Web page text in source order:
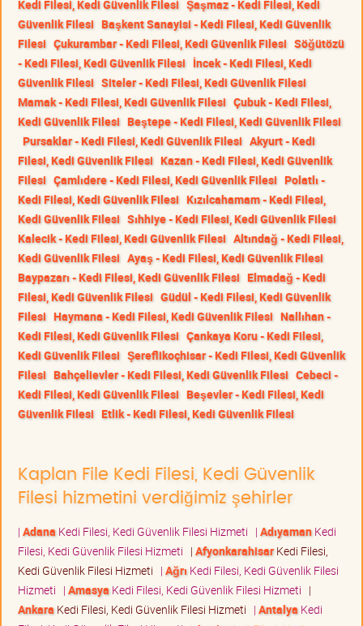
Kedi Filesi, Kedi Güvenlik Filesi Şaşmaz - Kedi Filesi, Kedi
Güvenlik Filesi Başkent Sanayisi - Kedi Filesi, Kedi Güvenlik
Filesi Çukurambar - Kedi Filesi, Kedi Güvenlik Filesi Söğütözü
- Kedi Filesi, Kedi Güvenlik Filesi İncek - Kedi Filesi, Kedi
Güvenlik Filesi Siteler - Kedi Filesi, Kedi Güvenlik Filesi
Mamak - Kedi Filesi, Kedi Güvenlik Filesi Çubuk - Kedi Filesi,
Kedi Güvenlik Filesi Beştepe - Kedi Filesi, Kedi Güvenlik Filesi
Pursaklar - Kedi Filesi, Kedi Güvenlik Filesi Akyurt - Kedi
Filesi, Kedi Güvenlik Filesi Kazan - Kedi Filesi, Kedi Güvenlik
Filesi Çamlıdere - Kedi Filesi, Kedi Güvenlik Filesi Polatlı -
Kedi Filesi, Kedi Güvenlik Filesi Kızılcahamam - Kedi Filesi,
Kedi Güvenlik Filesi Sıhhiye - Kedi Filesi, Kedi Güvenlik Filesi
Kalecik - Kedi Filesi, Kedi Güvenlik Filesi Altındağ - Kedi Filesi,
Kedi Güvenlik Filesi Ayaş - Kedi Filesi, Kedi Güvenlik Filesi
Baypazarı - Kedi Filesi, Kedi Güvenlik Filesi Elmadağ - Kedi
Filesi, Kedi Güvenlik Filesi Güdül - Kedi Filesi, Kedi Güvenlik
Filesi Haymana - Kedi Filesi, Kedi Güvenlik Filesi Nallıhan -
Kedi Filesi, Kedi Güvenlik Filesi Çankaya Koru - Kedi Filesi,
Kedi Güvenlik Filesi Şereflikoçhisar - Kedi Filesi, Kedi Güvenlik
Filesi Bahçelievler - Kedi Filesi, Kedi Güvenlik Filesi Cebeci -
Kedi Filesi, Kedi Güvenlik Filesi Beşevler - Kedi Filesi, Kedi
Güvenlik Filesi Etlik - Kedi Filesi, Kedi Güvenlik Filesi
Kaplan File Kedi Filesi, Kedi Güvenlik
Filesi hizmetini verdiğimiz şehirler
| Adana Kedi Filesi, Kedi Güvenlik Filesi Hizmeti | AdıyamanKedi
Filesi, Kedi Güvenlik Filesi Hizmeti | AfyonkarahisarKedi Filesi,
Kedi Güvenlik Filesi Hizmeti | Ağrı Kedi Filesi, Kedi Güvenlik Filesi
Hizmeti | Amasya Kedi Filesi, Kedi Güvenlik Filesi Hizmeti |
Ankara Kedi Filesi, Kedi Güvenlik Filesi Hizmeti | Antalya Kedi